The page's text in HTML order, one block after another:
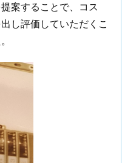
案することで、コス
し評価していただくこ